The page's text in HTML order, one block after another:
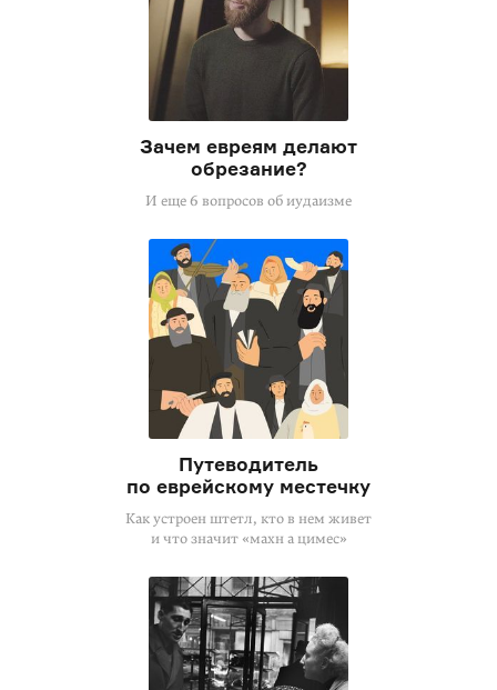
Зачем евреям делают
обрезание?
И еще 6 вопросов об иудаизме
Путеводитель
по еврейскому местечку
Как устроен штетл, кто в нем живет
и что значит «махн а цимес»